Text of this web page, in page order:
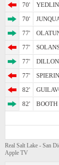
70'
70'
77'
77'
77'
77'
82'
82'
Real Salt Lake - San
Apple TV